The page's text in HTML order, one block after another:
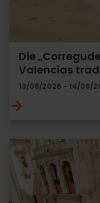
Die
Valencias
13/08/2026 - 14/08/